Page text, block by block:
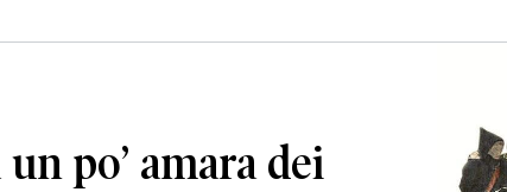
po’ amara dei